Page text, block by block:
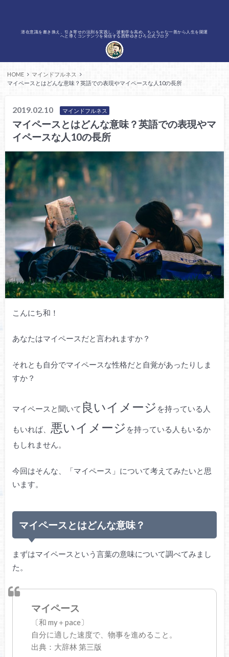
潜在意識を書き換え、引き寄せの法則を実践し、波動学を高め、ちっちゃな一善から人生を開運
へと導くコンテンツを発信する西野ゆきひろ公式ブログ
HOME
マインドフルネス
マイペースとはどんな意味？英語での表現やマイペースな人10の長所
2019.02.10 マインドフルネス
マイペースとはどんな意味？英語での表現やマ
イペースな人10の長所
こんにち和！
あなたはマイペースだと言われますか？
それとも自分でマイペースな性格だと自覚があったりしま
すか？
マイペースと聞いて 良いイメージ を持っている人
もいれば、 悪いイメージ を持っている人もいるか
もしれません。
今回はそんな、「マイペース」について考えてみたいと思
います。
マイペースとはどんな意味？
まずはマイペースという言葉の意味について調べてみまし
た。
マイペース
〔和 my＋pace〕
自分に適した速度で、物事を進めること。
出典：大辞林 第三版